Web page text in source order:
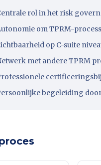
rol in het risk
om TPRM-
op C-suite
met andere TPRM
begeleiding